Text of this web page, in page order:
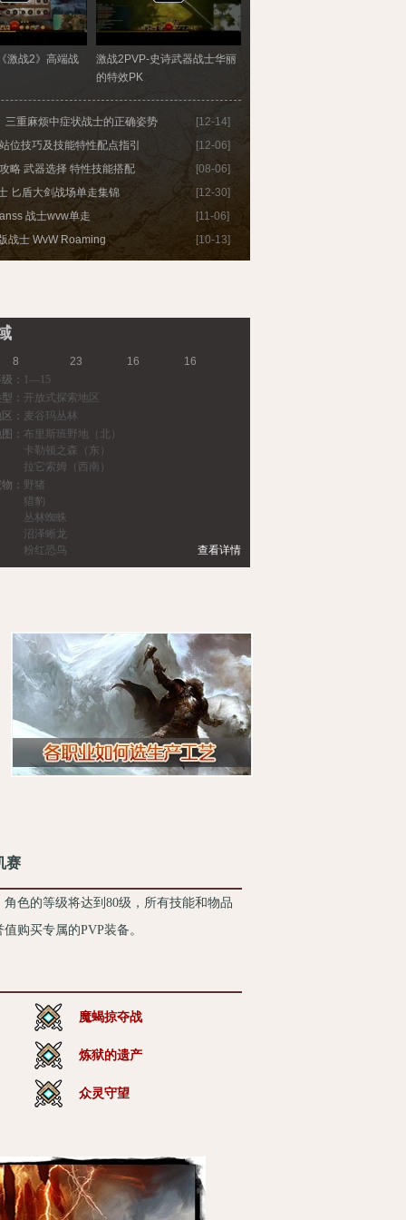
激战2》高端战
激战2PVP-史诗武器战士华丽
的特效PK
[12-14]
三重麻烦中症状战士的正确姿势
[12-06]
位技巧及技能特性配点指引
[08-06]
略 武器选择 特性技能搭配
[12-30]
匕盾大剑战场单走集锦
[11-06]
战士wvw单走
[10-13]
战士 WvW Roaming
16
16
23
8
：
1—15
： 开放式探索地区
： 麦谷玛丛林
： 布里斯班野地（北）
卡勒顿之森（东）
拉它索姆（西南）
： 野猪
猎豹
丛林蜘蛛
沼泽蜥龙
粉红恐鸟
查看详情
赛
色的等级将达到80级，所有技能和物品
购买专属的PVP装备。
魔蝎掠夺战
炼狱的遗产
众灵守望